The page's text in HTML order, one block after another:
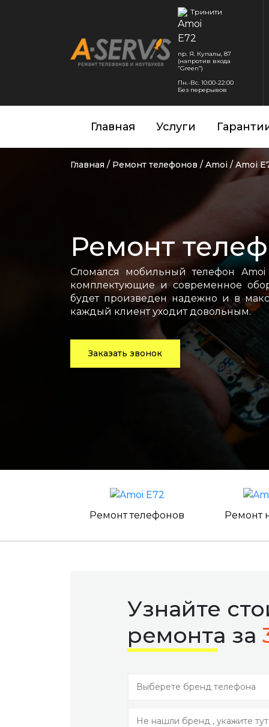
Тринити
пр. Я. Купалы, 87
(напротив входа
“Green”)
Пн.-Вс. 10:00-22:00
Без перерывов
Главная Услуги
Главная / Ремонт телефонов / Amoi / Amoi
Ремонт
Сломался мобильный телефон Amoi
комплектующие и современное
будет произведен надежно и в
каждый клиент уходит довольным.
Заказать звонок
Ремонт телефонов Ремонт
Узнайте
ремонта за